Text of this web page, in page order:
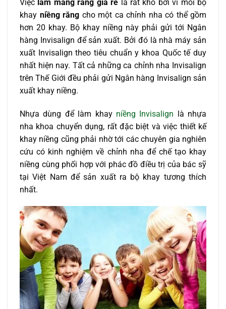
Việc làm máng răng giá rẻ là rất khó bởi vì mỗi bộ
khay niềng răng cho một ca chỉnh nha có thể gồm
hơn 20 khay. Bộ khay niềng này phải gửi tới Ngân
hàng Invisalign để sản xuất. Bởi đó là nhà máy sản
xuất Invisalign theo tiêu chuẩn y khoa Quốc tế duy
nhất hiện nay. Tất cả những ca chỉnh nha Invisalign
trên Thế Giới đều phải gửi Ngân hàng Invisalign sản
xuất khay niềng.
Nhựa dùng để làm khay niềng Invisalign là nhựa
nha khoa chuyển dụng, rất đặc biệt và việc thiết kế
khay niềng cũng phải nhờ tới các chuyên gia nghiên
cứu có kinh nghiệm về chỉnh nha để chế tạo khay
niềng cùng phối hợp với phác đồ điều trị của bác sỹ
tại Việt Nam để sản xuất ra bộ khay tương thích
nhất.